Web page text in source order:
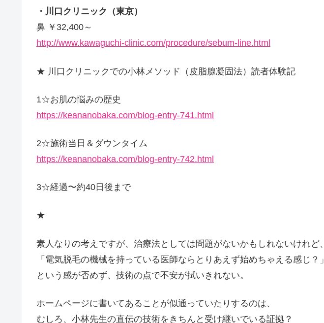
・川口クリニック（東京）
鼻 ￥32,400～
http://www.kawaguchi-clinic.com/procedure/sebum-line.html
★ 川口クリニックでの小林メソッド（皮脂腺凝固法）読者体験記
1☆お肌の悩みの歴史
https://keananobaka.com/blog-entry-741.html
2☆施術当日＆ダウンタイム
https://keananobaka.com/blog-entry-742.html
3☆経過〜約40日後まで
★
素人なりの考えですが、治療法としては問題がないかもしれないけれど、
「電気脱毛の機械を持っている医師ならとりあえず始めちゃえる感じ？」
という感が否めず、技術の点で不安が拭いきれない。
ホームページに書いてあることが似通っていたりするのは、
むしろ、小林先生の直伝の技術をきちんと受け継いでいる証拠？